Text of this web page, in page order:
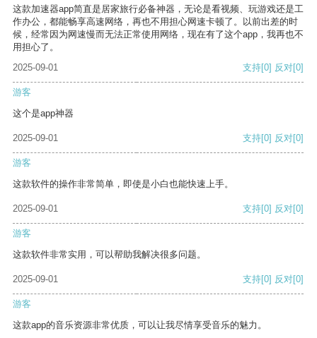
这款加速器app简直是居家旅行必备神器，无论是看视频、玩游戏还是工
作办公，都能畅享高速网络，再也不用担心网速卡顿了。以前出差的时
候，经常因为网速慢而无法正常使用网络，现在有了这个app，我再也不
用担心了。
2025-09-01
支持[0] 反对[0]
游客
这个是app神器
2025-09-01 支持[0] 反对[0]
游客
这款软件的操作非常简单，即使是小白也能快速上手。
2025-09-01 支持[0] 反对[0]
游客
这款软件非常实用，可以帮助我解决很多问题。
2025-09-01 支持[0] 反对[0]
游客
这款app的音乐资源非常优质，可以让我尽情享受音乐的魅力。